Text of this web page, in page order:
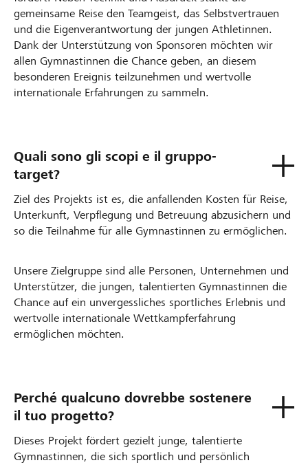
gemeinsame Reise den Teamgeist, das Selbstvertrauen
und die Eigenverantwortung der jungen Athletinnen.
Dank der Unterstützung von Sponsoren möchten wir
allen Gymnastinnen die Chance geben, an diesem
besonderen Ereignis teilzunehmen und wertvolle
internationale Erfahrungen zu sammeln.
Quali sono gli scopi e il gruppo-
target?
Ziel des Projekts ist es, die anfallenden Kosten für Reise,
Unterkunft, Verpflegung und Betreuung abzusichern und
so die Teilnahme für alle Gymnastinnen zu ermöglichen.
Unsere Zielgruppe sind alle Personen, Unternehmen und
Unterstützer, die jungen, talentierten Gymnastinnen die
Chance auf ein unvergessliches sportliches Erlebnis und
wertvolle internationale Wettkampferfahrung
ermöglichen möchten.
Perché qualcuno dovrebbe sostenere
il tuo progetto?
Dieses Projekt fördert gezielt junge, talentierte
Gymnastinnen, die sich sportlich und persönlich